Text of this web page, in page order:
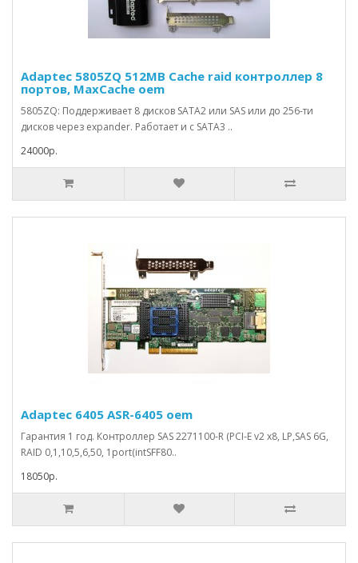
Adaptec 5805ZQ 512MB Cache raid контроллер 8
портов, MaxCache oem
5805ZQ: Поддерживает 8 дисков SATA2 или SAS или до 256-ти
дисков через expander. Работает и с SATA3 ..
24000р.
Adaptec 6405 ASR-6405 oem
Гарантия 1 год. Контроллер SAS 2271100-R (PCI-E v2 x8, LP,SAS 6G,
RAID 0,1,10,5,6,50, 1port(intSFF80..
18050р.